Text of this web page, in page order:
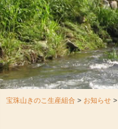
宝珠山きのこ生産組合> お知らせ>